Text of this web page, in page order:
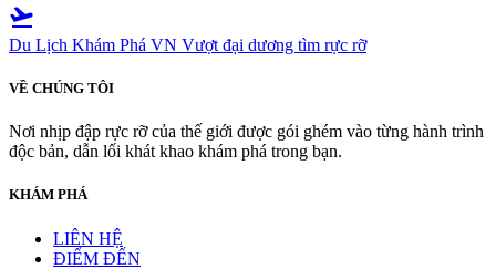
flight_takeoff
Du Lịch Khám Phá VN Vượt đại dương tìm rực rỡ
VỀ CHÚNG TÔI
Nơi nhịp đập rực rỡ của thế giới được gói ghém vào từng hành trình
độc bản, dẫn lối khát khao khám phá trong bạn.
KHÁM PHÁ
LIÊN HỆ
ĐIỂM ĐẾN